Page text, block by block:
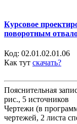
Курсовое
поворотным
Код: 02.01.02.01.06
Как тут скачать?
Пояснительная
рис., 5 источников
Чертежи (в
чертежей, 2 листа